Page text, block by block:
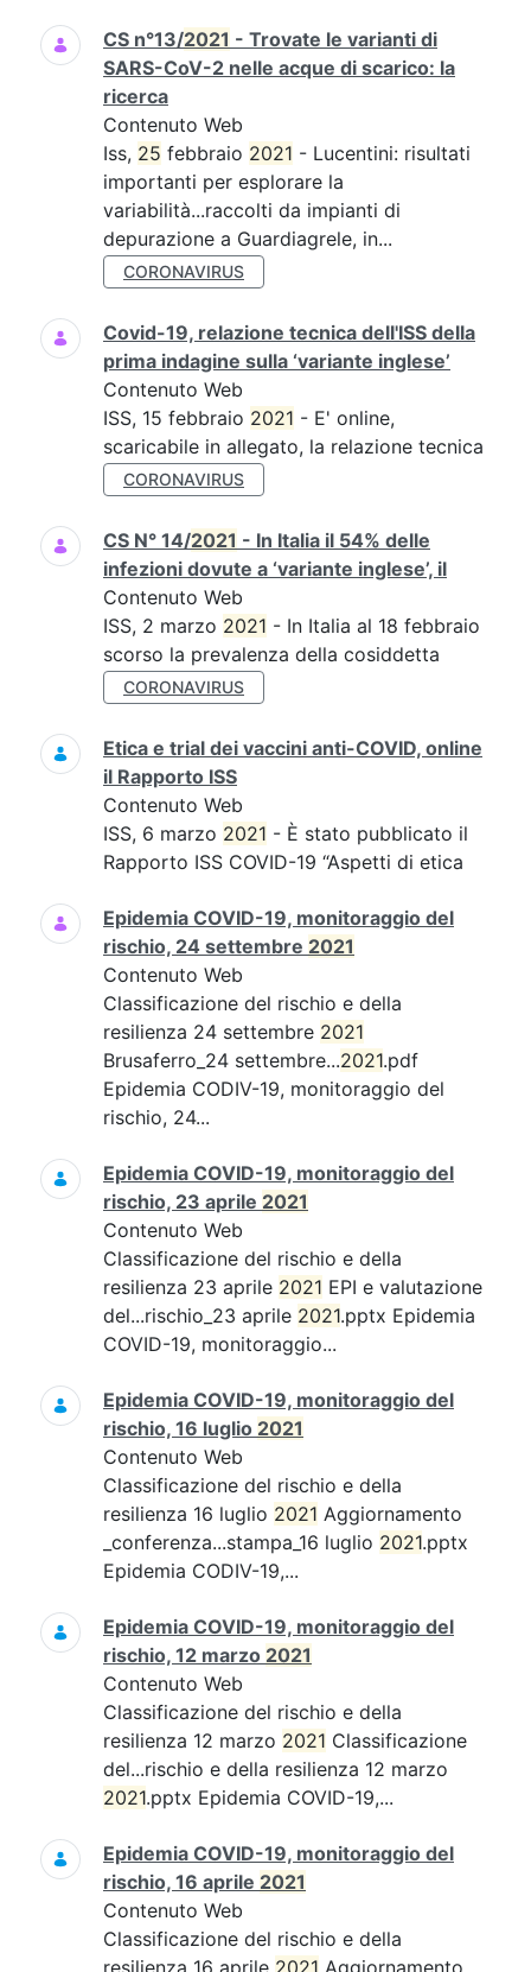
CS n°13/2021 - Trovate le varianti di
SARS-CoV-2 nelle acque di scarico: la
ricerca
Contenuto Web
Iss, 25 febbraio 2021 - Lucentini: risultati
importanti per esplorare la
variabilità...raccolti da impianti di
depurazione a Guardiagrele, in...
CORONAVIRUS
Covid-19, relazione tecnica dell'ISS della
prima indagine sulla ‘variante inglese’
Contenuto Web
ISS, 15 febbraio 2021 - E' online,
scaricabile in allegato, la relazione tecnica
CORONAVIRUS
CS N° 14/2021 - In Italia il 54% delle
infezioni dovute a ‘variante inglese’, il
Contenuto Web
ISS, 2 marzo 2021 - In Italia al 18 febbraio
scorso la prevalenza della cosiddetta
CORONAVIRUS
Etica e trial dei vaccini anti-COVID, online
il Rapporto ISS
Contenuto Web
ISS, 6 marzo 2021 - È stato pubblicato il
Rapporto ISS COVID-19 “Aspetti di etica
Epidemia COVID-19, monitoraggio del
rischio, 24 settembre 2021
Contenuto Web
Classificazione del rischio e della
resilienza 24 settembre 2021
Brusaferro_24 settembre...2021.pdf
Epidemia CODIV-19, monitoraggio del
rischio, 24...
Epidemia COVID-19, monitoraggio del
rischio, 23 aprile 2021
Contenuto Web
Classificazione del rischio e della
resilienza 23 aprile 2021 EPI e valutazione
del...rischio_23 aprile 2021.pptx Epidemia
COVID-19, monitoraggio...
Epidemia COVID-19, monitoraggio del
rischio, 16 luglio 2021
Contenuto Web
Classificazione del rischio e della
resilienza 16 luglio 2021 Aggiornamento
_conferenza...stampa_16 luglio 2021.pptx
Epidemia CODIV-19,...
Epidemia COVID-19, monitoraggio del
rischio, 12 marzo 2021
Contenuto Web
Classificazione del rischio e della
resilienza 12 marzo 2021 Classificazione
del...rischio e della resilienza 12 marzo
2021.pptx Epidemia COVID-19,...
Epidemia COVID-19, monitoraggio del
rischio, 16 aprile 2021
Contenuto Web
Classificazione del rischio e della
resilienza 16 aprile 2021 Aggiornamento